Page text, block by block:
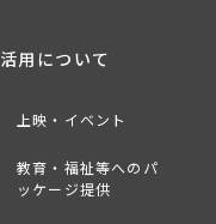
活用について
上映・イベント
教育・福祉等へのパ
ッケージ提供